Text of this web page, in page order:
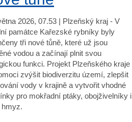
2026, 07.53 | Plzeňský kraj - V
památce Kařezské rybníky byly
tři nové tůně, které už jsou
vodou a začínají plnit svou
funkci. Projekt Plzeňského kraje
zvýšit biodiverzitu území, zlepšit
vody v krajině a vytvořit vhodné
pro mokřadní ptáky, obojživelníky i